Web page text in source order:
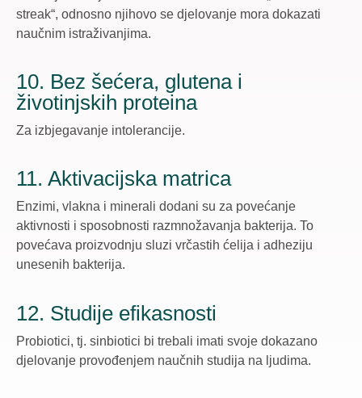
streak“, odnosno njihovo se djelovanje mora dokazati
naučnim istraživanjima.
10. Bez šećera, glutena i
životinjskih proteina
Za izbjegavanje intolerancije.
11. Aktivacijska matrica
Enzimi, vlakna i minerali dodani su za povećanje
aktivnosti i sposobnosti razmnožavanja bakterija. To
povećava proizvodnju sluzi vrčastih ćelija i adheziju
unesenih bakterija.
12. Studije efikasnosti
Probiotici, tj. sinbiotici bi trebali imati svoje dokazano
djelovanje provođenjem naučnih studija na ljudima.